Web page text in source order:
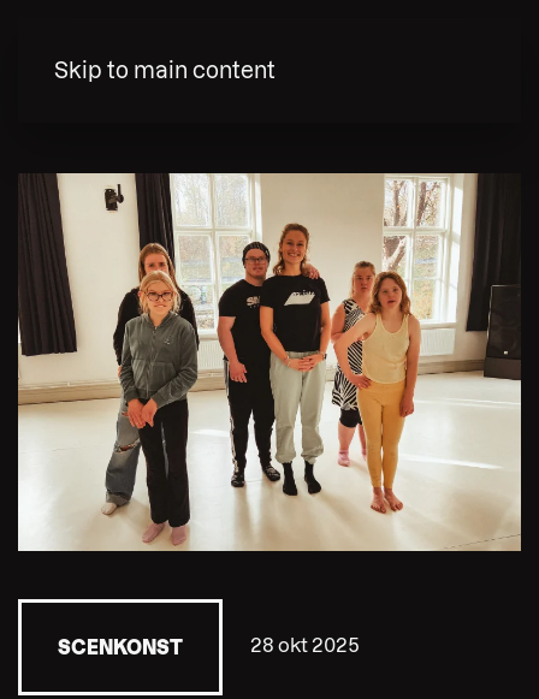
Skip to main content
SCENKONST 28 okt 2025